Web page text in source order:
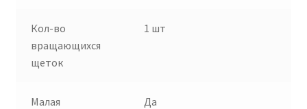
Кол-во
вращающихся
щеток
1 шт
Малая
Да